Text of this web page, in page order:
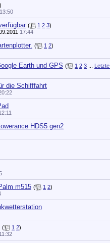
)
13:50
( 1 2 3)
17:44
( 1 2)
Earth und GPS ( 1 2 3
die Schifffahrt
HDS5 gen2
m515 ( 1 2)
( 1 2)
11:32